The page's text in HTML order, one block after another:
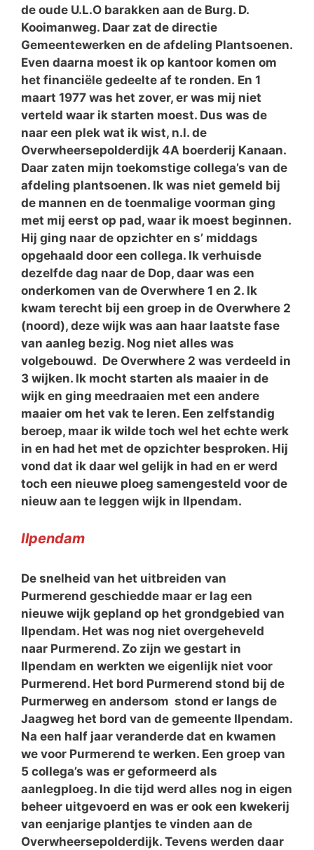
de oude U.L.O barakken aan de Burg. D.
Kooimanweg. Daar zat de directie
Gemeentewerken en de afdeling Plantsoenen.
Even daarna moest ik op kantoor komen om
het financiële gedeelte af te ronden. En 1
maart 1977 was het zover, er was mij niet
verteld waar ik starten moest. Dus was de
naar een plek wat ik wist, n.l. de
Overwheersepolderdijk 4A boerderij Kanaan.
Daar zaten mijn toekomstige collega’s van de
afdeling plantsoenen. Ik was niet gemeld bij
de mannen en de toenmalige voorman ging
met mij eerst op pad, waar ik moest beginnen.
Hij ging naar de opzichter en s’ middags
opgehaald door een collega. Ik verhuisde
dezelfde dag naar de Dop, daar was een
onderkomen van de Overwhere 1 en 2. Ik
kwam terecht bij een groep in de Overwhere 2
(noord), deze wijk was aan haar laatste fase
van aanleg bezig. Nog niet alles was
volgebouwd. De Overwhere 2 was verdeeld in
3 wijken. Ik mocht starten als maaier in de
wijk en ging meedraaien met een andere
maaier om het vak te leren. Een zelfstandig
beroep, maar ik wilde toch wel het echte werk
in en had het met de opzichter besproken. Hij
vond dat ik daar wel gelijk in had en er werd
toch een nieuwe ploeg samengesteld voor de
nieuw aan te leggen wijk in Ilpendam.
Ilpendam
De snelheid van het uitbreiden van
Purmerend geschiedde maar er lag een
nieuwe wijk gepland op het grondgebied van
Ilpendam. Het was nog niet overgeheveld
naar Purmerend. Zo zijn we gestart in
Ilpendam en werkten we eigenlijk niet voor
Purmerend. Het bord Purmerend stond bij de
Purmerweg en andersom stond er langs de
Jaagweg het bord van de gemeente Ilpendam.
Na een half jaar veranderde dat en kwamen
we voor Purmerend te werken. Een groep van
5 collega’s was er geformeerd als
aanlegploeg. In die tijd werd alles nog in eigen
beheer uitgevoerd en was er ook een kwekerij
van eenjarige plantjes te vinden aan de
Overwheersepolderdijk. Tevens werden daar